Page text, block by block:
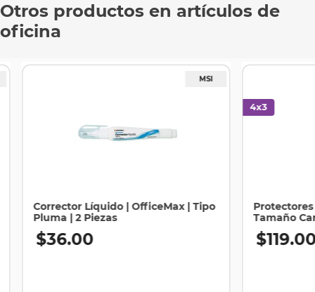
Otros productos en artículos de
oficina
Corrector Líquido | OfficeMax | Tipo
Pluma | 2 Piezas
$36.00
Tamaño
$119.